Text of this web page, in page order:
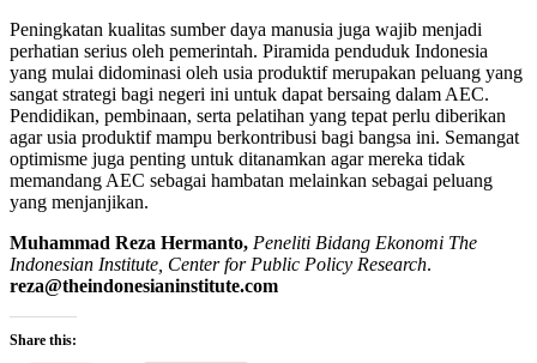
Peningkatan kualitas sumber daya manusia juga wajib menjadi
perhatian serius oleh pemerintah. Piramida penduduk Indonesia
yang mulai didominasi oleh usia produktif merupakan peluang yang
sangat strategi bagi negeri ini untuk dapat bersaing dalam AEC.
Pendidikan, pembinaan, serta pelatihan yang tepat perlu diberikan
agar usia produktif mampu berkontribusi bagi bangsa ini. Semangat
optimisme juga penting untuk ditanamkan agar mereka tidak
memandang AEC sebagai hambatan melainkan sebagai peluang
yang menjanjikan.
Muhammad Reza Hermanto, Peneliti Bidang Ekonomi The
Indonesian Institute, Center for Public Policy Research.
reza@theindonesianinstitute.com
Share this: